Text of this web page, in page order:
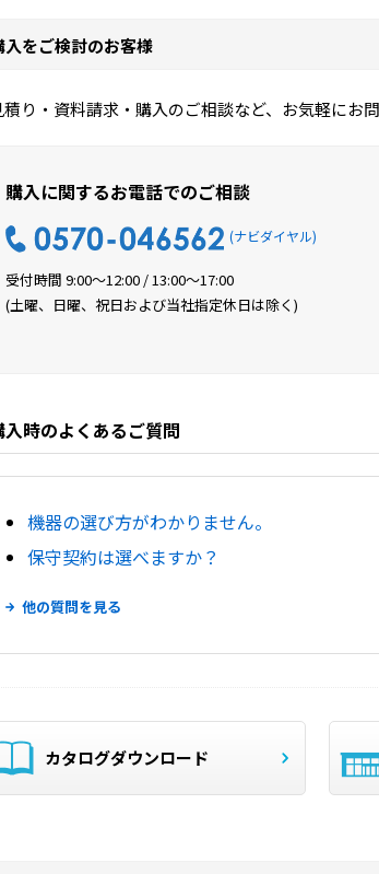
入をご検討のお客様
積り・資料請求・購入のご相談など、お気軽にお
購入に関するお電話でのご相談
(ナビダイヤル)
受付時間 9:00〜12:00 / 13:00〜17:00
(土曜、日曜、祝日および当社指定休日は除く)
入時のよくあるご質問
機器の選び方がわかりません。
保守契約は選べますか？
他の質問を見る
カタログダウンロード